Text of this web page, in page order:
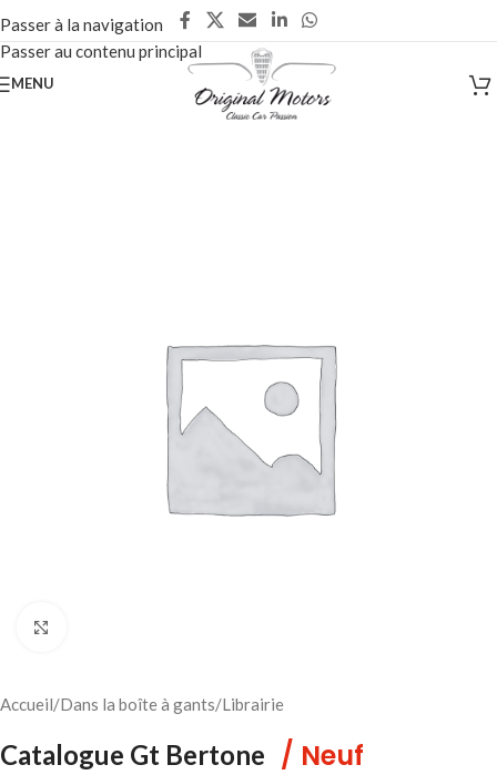
Passer à la navigation
Passer au contenu principal
MENU
Accueil/Dans la boîte à gants/Librairie
Catalogue Gt Bertone / Neuf